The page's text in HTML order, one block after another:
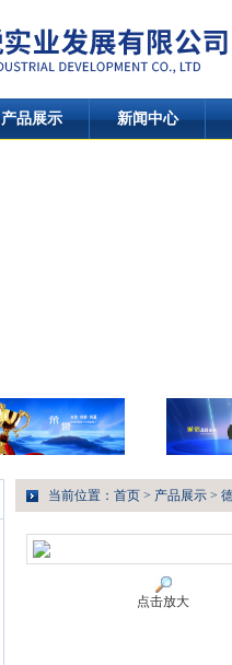
产品展示 新闻中心
当前位置： 首页 > 产品展示 >
点击放大